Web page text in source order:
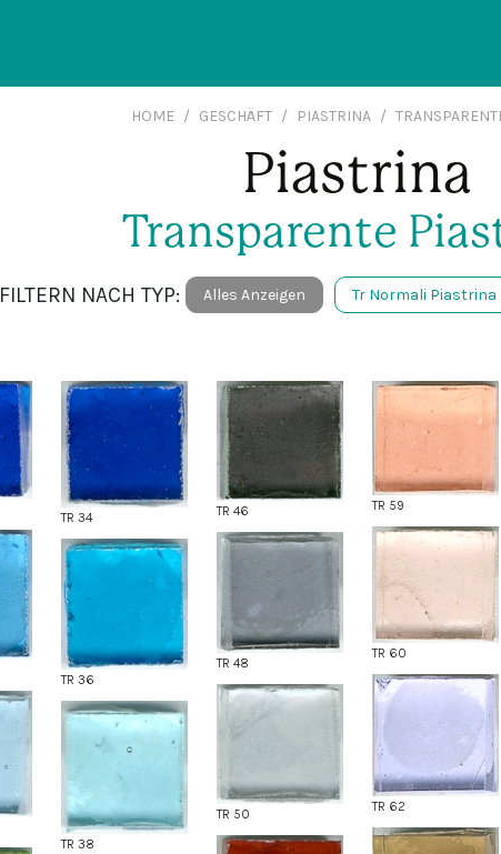
HOME GESCHÄFT PIASTRINA
Piastrina
Transparente
FILTERN NACH TYP: Alles Anzeigen Tr Normali Piastrina
TR 34
TR 36
TR 38
TR 46
TR 48
TR 50
TR 59
TR 60
TR 62